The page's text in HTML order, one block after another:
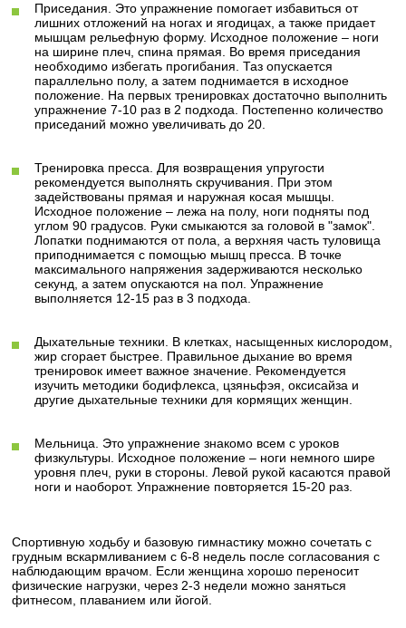
Приседания. Это упражнение помогает избавиться от
лишних отложений на ногах и ягодицах, а также придает
мышцам рельефную форму. Исходное положение – ноги
на ширине плеч, спина прямая. Во время приседания
необходимо избегать прогибания. Таз опускается
параллельно полу, а затем поднимается в исходное
положение. На первых тренировках достаточно выполнить
упражнение 7-10 раз в 2 подхода. Постепенно количество
приседаний можно увеличивать до 20.
Тренировка пресса. Для возвращения упругости
рекомендуется выполнять скручивания. При этом
задействованы прямая и наружная косая мышцы.
Исходное положение – лежа на полу, ноги подняты под
углом 90 градусов. Руки смыкаются за головой в "замок".
Лопатки поднимаются от пола, а верхняя часть туловища
приподнимается с помощью мышц пресса. В точке
максимального напряжения задерживаются несколько
секунд, а затем опускаются на пол. Упражнение
выполняется 12-15 раз в 3 подхода.
Дыхательные техники. В клетках, насыщенных кислородом,
жир сгорает быстрее. Правильное дыхание во время
тренировок имеет важное значение. Рекомендуется
изучить методики бодифлекса, цзяньфэя, оксисайза и
другие дыхательные техники для кормящих женщин.
Мельница. Это упражнение знакомо всем с уроков
физкультуры. Исходное положение – ноги немного шире
уровня плеч, руки в стороны. Левой рукой касаются правой
ноги и наоборот. Упражнение повторяется 15-20 раз.
Спортивную ходьбу и базовую гимнастику можно сочетать с
грудным вскармливанием с 6-8 недель после согласования с
наблюдающим врачом. Если женщина хорошо переносит
физические нагрузки, через 2-3 недели можно заняться
фитнесом, плаванием или йогой.